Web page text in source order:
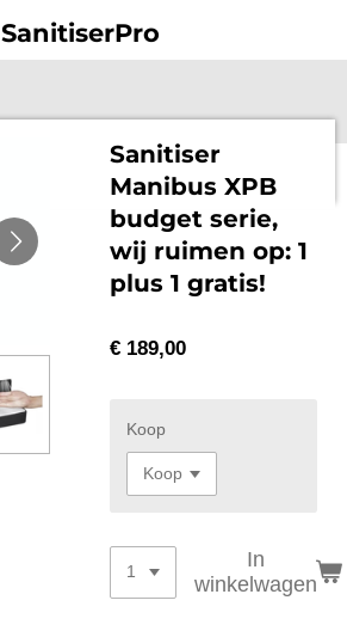
SanitiserPro
Sanitiser
Manibus XPB
budget serie,
wij ruimen op: 1
plus 1 gratis!
€ 189,00
Koop
In
winkelwagen